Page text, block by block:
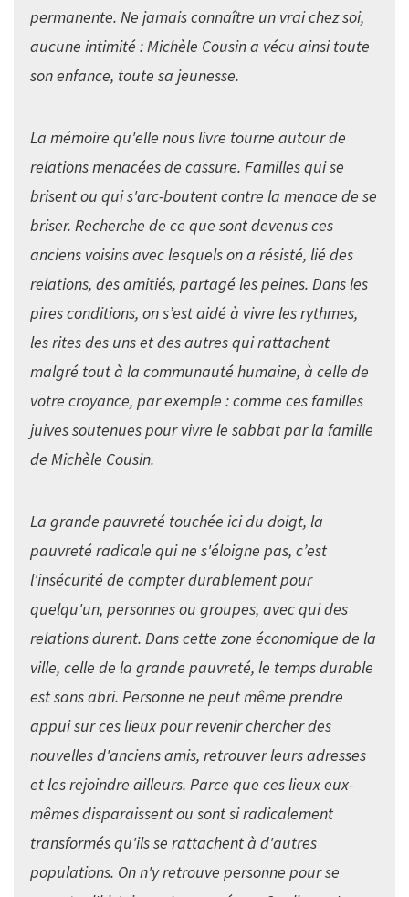
permanente. Ne jamais connaître un vrai chez soi,
aucune intimité : Michèle Cousin a vécu ainsi toute
son enfance, toute sa jeunesse.
La mémoire qu'elle nous livre tourne autour de
relations menacées de cassure. Familles qui se
brisent ou qui s'arc-boutent contre la menace de se
briser. Recherche de ce que sont devenus ces
anciens voisins avec lesquels on a résisté, lié des
relations, des amitiés, partagé les peines. Dans les
pires conditions, on s’est aidé à vivre les rythmes,
les rites des uns et des autres qui rattachent
malgré tout à la communauté humaine, à celle de
votre croyance, par exemple : comme ces familles
juives soutenues pour vivre le sabbat par la famille
de Michèle Cousin.
La grande pauvreté touchée ici du doigt, la
pauvreté radicale qui ne s'éloigne pas, c’est
l'insécurité de compter durablement pour
quelqu'un, personnes ou groupes, avec qui des
relations durent. Dans cette zone économique de la
ville, celle de la grande pauvreté, le temps durable
est sans abri. Personne ne peut même prendre
appui sur ces lieux pour revenir chercher des
nouvelles d'anciens amis, retrouver leurs adresses
et les rejoindre ailleurs. Parce que ces lieux eux-
mêmes disparaissent ou sont si radicalement
transformés qu'ils se rattachent à d'autres
populations. On n'y retrouve personne pour se